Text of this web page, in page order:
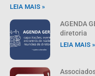
LEIA MAIS »
AGENDA
diretoria
LEIA MAIS »